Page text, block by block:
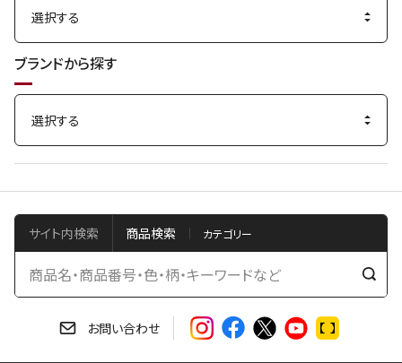
ブランドから探す
サイト内検索 商品検索
検
お問い合わせ